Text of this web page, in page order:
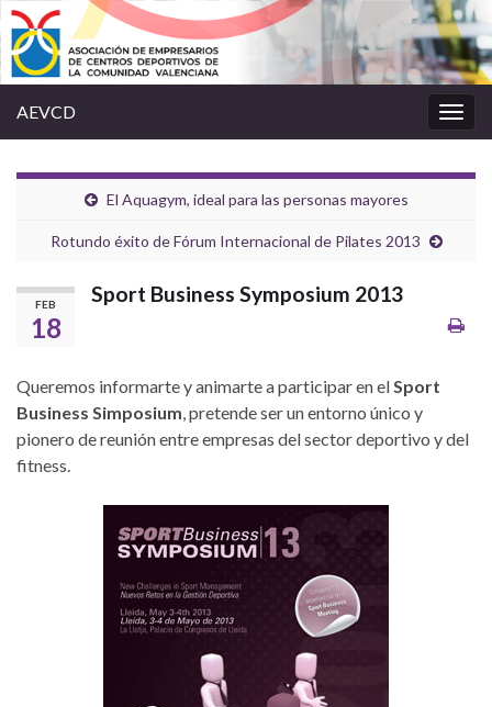
la
AEVCD
El Aquagym, ideal para las personas mayores
Rotundo éxito de Fórum Internacional de Pilates 2013
FEB
18
Sport Business Symposium 2013
Queremos informarte y animarte a participar en el Sport
Business Simposium , pretende ser un entorno único y
pionero de reunión entre empresas del sector deportivo y del
fitness.